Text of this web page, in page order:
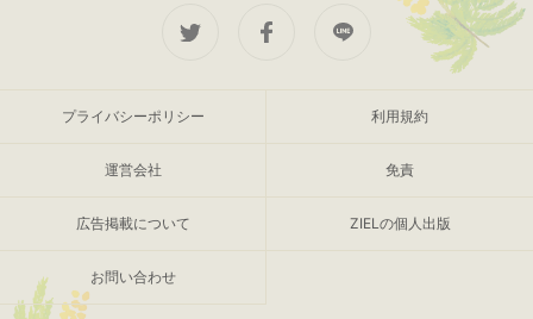
プライバシーポリシー 利用規約
運営会社 免責
広告掲載について ZIELの個人出版
お問い合わせ